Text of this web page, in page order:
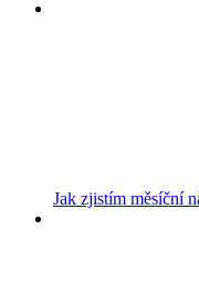
Jak zjistím měsíční